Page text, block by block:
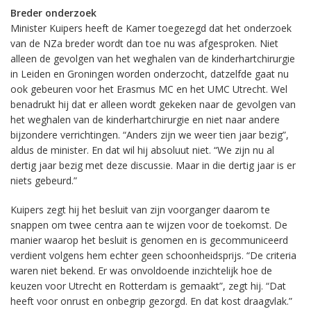
Breder onderzoek
Minister Kuipers heeft de Kamer toegezegd dat het onderzoek
van de NZa breder wordt dan toe nu was afgesproken. Niet
alleen de gevolgen van het weghalen van de kinderhartchirurgie
in Leiden en Groningen worden onderzocht, datzelfde gaat nu
ook gebeuren voor het Erasmus MC en het UMC Utrecht. Wel
benadrukt hij dat er alleen wordt gekeken naar de gevolgen van
het weghalen van de kinderhartchirurgie en niet naar andere
bijzondere verrichtingen. “Anders zijn we weer tien jaar bezig”,
aldus de minister. En dat wil hij absoluut niet. “We zijn nu al
dertig jaar bezig met deze discussie. Maar in die dertig jaar is er
niets gebeurd.”
Kuipers zegt hij het besluit van zijn voorganger daarom te
snappen om twee centra aan te wijzen voor de toekomst. De
manier waarop het besluit is genomen en is gecommuniceerd
verdient volgens hem echter geen schoonheidsprijs. “De criteria
waren niet bekend. Er was onvoldoende inzichtelijk hoe de
keuzen voor Utrecht en Rotterdam is gemaakt”, zegt hij. “Dat
heeft voor onrust en onbegrip gezorgd. En dat kost draagvlak.”